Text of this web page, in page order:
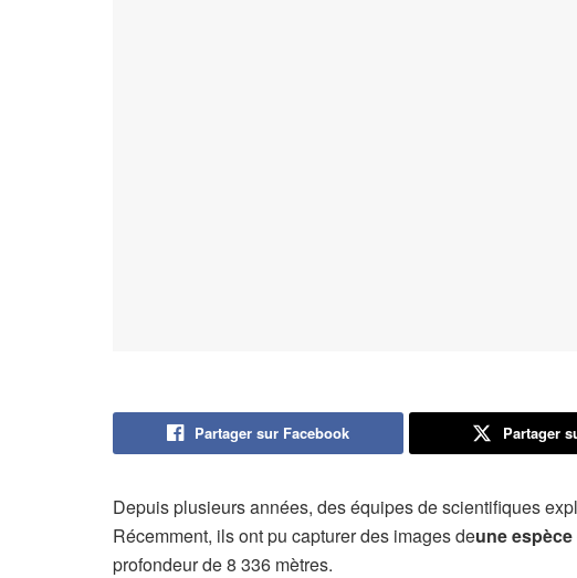
Partager sur Facebook Partager
Depuis plusieurs années, des équipes de scientifiques
Récemment, ils ont pu capturer des images deune
profondeur de 8 336 mètres.